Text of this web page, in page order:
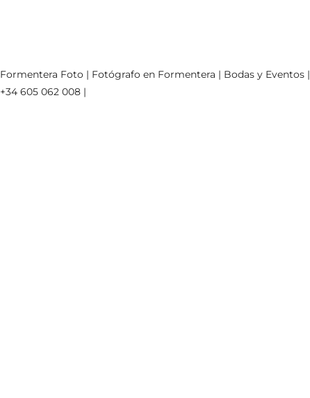
Formentera Foto | Fotógrafo en Formentera | Bodas y Eventos |
+34 605 062 008 |